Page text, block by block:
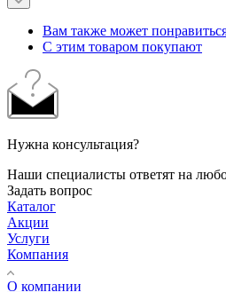
Вам также может
С этим товаром покупают
Нужна консультация?
Наши специалисты ответят на
Задать вопрос
Каталог
Акции
Услуги
Компания
О компании